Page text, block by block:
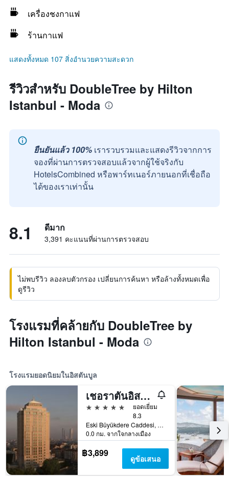
เครื่องชงกาแฟ
ร้านกาแฟ
แสดงทั้งหมด 107 สิ่งอำนวยความสะดวก
รีวิวสำหรับ DoubleTree by Hilton
Istanbul - Moda
ยืนยันแล้ว 100% เรารวบรวมและแสดงรีวิวจากการ
จองที่ผ่านการตรวจสอบแล้วจากผู้ใช้จริงกับ
HotelsCombined หรือพาร์ทเนอร์ภายนอกที่เชื่อถือ
ได้ของเราเท่านั้น
8.1 ดีมาก
3,391 คะแนนที่ผ่านการตรวจสอบ
ไม่พบรีวิว ลองลบตัวกรอง เปลี่ยนการค้นหา หรือล้างทั้งหมดเพื่อ
ดูรีวิว
โรงแรมที่คล้ายกับ DoubleTree by
Hilton Istanbul - Moda
โรงแรมยอดนิยมในอิสตันบูล
เชอราตันอิสตันบูลลีเวนต์
5 ดาว
ยอดเยี่ยม
8.3
Eski Büyükdere Caddesi, 3-4, อิสตันบูล, ตุรเคีย
0.0 กม. จากใจกลางเมือง
฿3,899 ดูข้อเสนอ